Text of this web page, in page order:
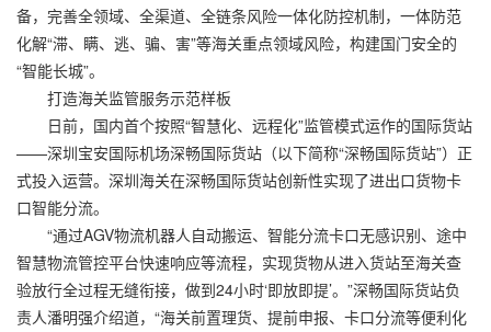
备，完善全领域、全渠道、全链条风险一体化防控机制，一体防范
化解“滞、瞒、逃、骗、害”等海关重点领域风险，构建国门安全的
“智能长城”。
打造海关监管服务示范样板
日前，国内首个按照“智慧化、远程化”监管模式运作的国际货站
——深圳宝安国际机场深畅国际货站（以下简称“深畅国际货站”）正
式投入运营。深圳海关在深畅国际货站创新性实现了进出口货物卡
口智能分流。
“通过AGV物流机器人自动搬运、智能分流卡口无感识别、途中
智慧物流管控平台快速响应等流程，实现货物从进入货站至海关查
验放行全过程无缝衔接，做到24小时‘即放即提’。”深畅国际货站负
责人潘明强介绍道，“海关前置理货、提前申报、卡口分流等便利化